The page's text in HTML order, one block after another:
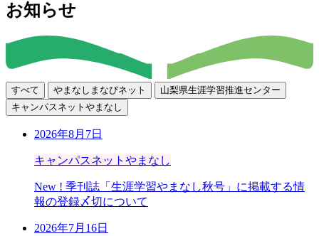
お知らせ
すべて やまなしまなびネット
山梨県生涯学習推進センター
キャンパスネットやまなし
2026年8月7日
キャンパスネットやまなし
New ! 季刊誌「生涯学習やまなし秋号」に掲載する情
報の登録〆切について
2026年7月16日